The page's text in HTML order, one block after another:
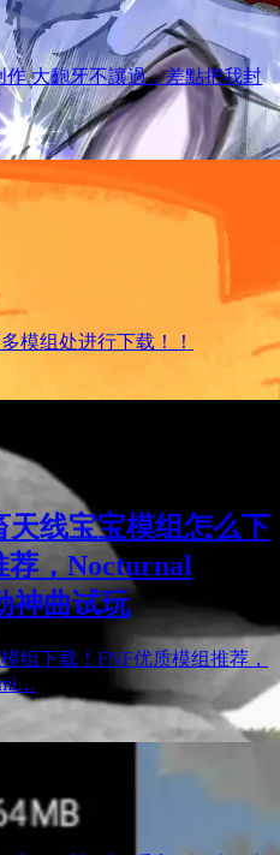
作 大齙牙不讓過，差點把我封
模组处进行下载！！
天线宝宝模组怎么下
，Nocturnal
神曲试玩
组下载！FNF优质模组推荐，